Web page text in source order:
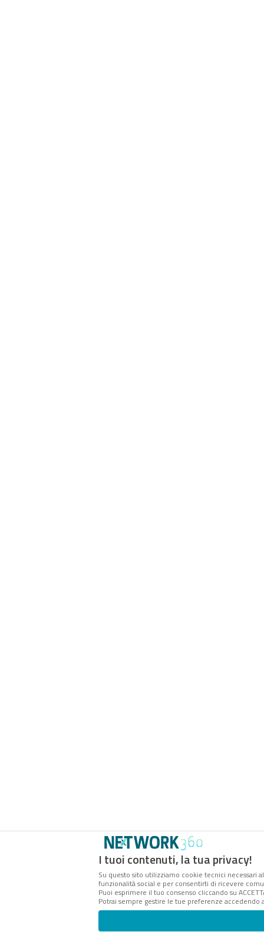
I tuoi contenuti, la tua privacy!
Su questo sito utilizziamo cookie tecnici necessari
funzionalità social e per consentirti di ricevere
Puoi esprimere il tuo consenso cliccando su
Potrai sempre gestire le tue preferenze accedendo